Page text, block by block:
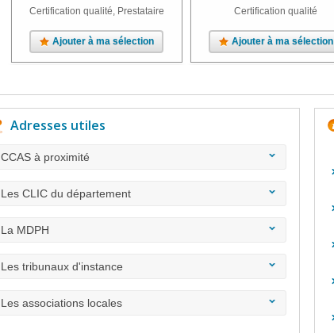
Certification qualité, Prestataire
Ajouter à ma sélection
Certification qualité
Ajouter à ma sélection
Adresses utiles
CCAS à proximité
Les CLIC du département
La MDPH
Les tribunaux d'instance
Les associations locales